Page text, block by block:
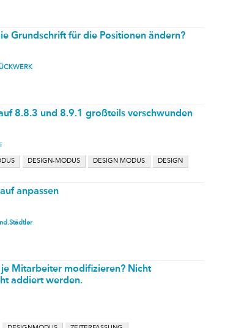
Grundschrift für die Positionen ändern?
8.8.3 und 8.9.1 großteils verschwunden
DESIGN-MODUS DESIGN MODUS DESIGN
anpassen
Mitarbeiter modifizieren? Nicht
addiert werden.